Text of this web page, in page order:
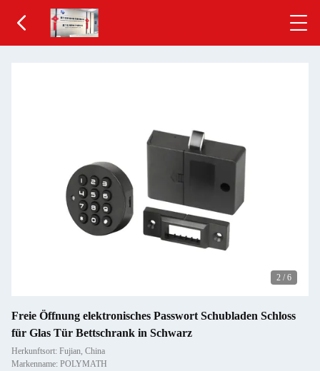
2 / 6
Freie Öffnung elektronisches Passwort Schubladen Schloss
für Glas Tür Bettschrank in Schwarz
Herkunftsort: Fujian, China
Markenname: POLYMATH